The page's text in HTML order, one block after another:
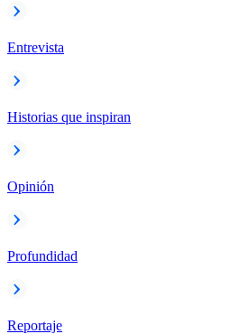
Entrevista
Historias que inspiran
Opinión
Profundidad
Reportaje